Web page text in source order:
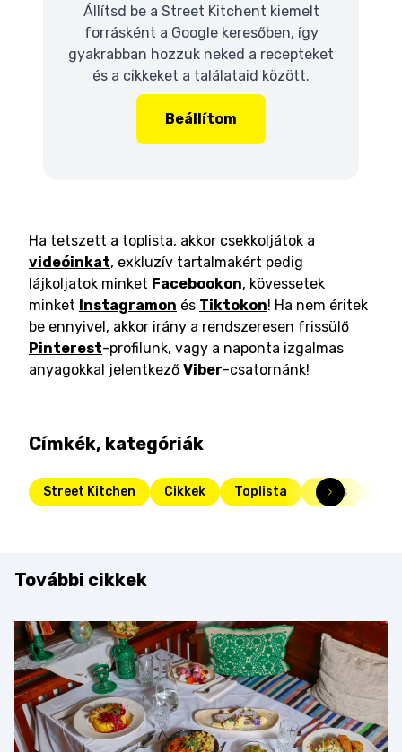
Állítsd be a Street Kitchent kiemelt
forrásként a Google keresőben, így
gyakrabban hozzuk neked a recepteket
és a cikkeket a találataid között.
Beállítom
Ha tetszett a toplista, akkor csekkoljátok a
videóinkat, exkluzív tartalmakért pedig
lájkoljatok minket Facebookon, kövessetek
minket Instagramon és Tiktokon! Ha nem éritek
be ennyivel, akkor irány a rendszeresen frissülő
Pinterest-profilunk, vagy a naponta izgalmas
anyagokkal jelentkező Viber-csatornánk!
Címkék, kategóriák
Street Kitchen Cikkek Toplista Friss
További cikkek